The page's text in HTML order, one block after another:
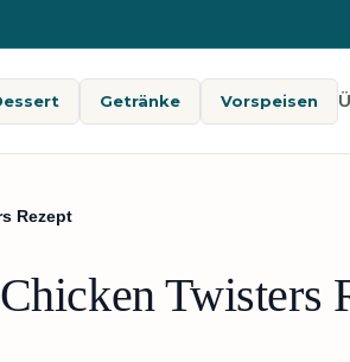
Getränke Vorspeisen
Rezept
Twisters